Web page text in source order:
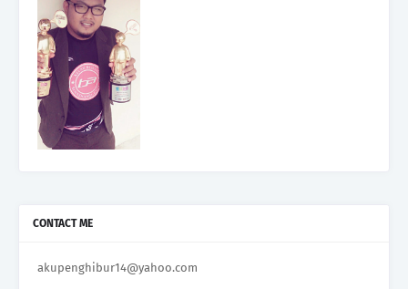
CONTACT ME
akupenghibur14@yahoo.com